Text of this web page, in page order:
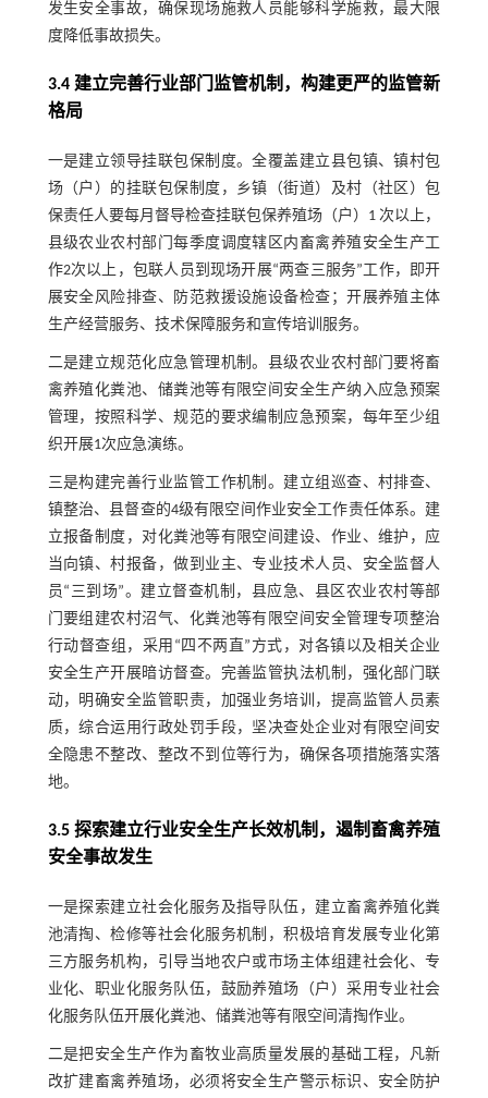
发生安全事故，确保现场施救人员能够科学施救，最大限
度降低事故损失。
3.4 建立完善行业部门监管机制，构建更严的监管新
格局
一是建立领导挂联包保制度。全覆盖建立县包镇、镇村包
场（户）的挂联包保制度，乡镇（街道）及村（社区）包
保责任人要每月督导检查挂联包保养殖场（户）1 次以上，
县级农业农村部门每季度调度辖区内畜禽养殖安全生产工
作2次以上，包联人员到现场开展“两查三服务”工作，即开
展安全风险排查、防范救援设施设备检查；开展养殖主体
生产经营服务、技术保障服务和宣传培训服务。
二是建立规范化应急管理机制。县级农业农村部门要将畜
禽养殖化粪池、储粪池等有限空间安全生产纳入应急预案
管理，按照科学、规范的要求编制应急预案，每年至少组
织开展1次应急演练。
三是构建完善行业监管工作机制。建立组巡查、村排查、
镇整治、县督查的4级有限空间作业安全工作责任体系。建
立报备制度，对化粪池等有限空间建设、作业、维护，应
当向镇、村报备，做到业主、专业技术人员、安全监督人
员“三到场”。建立督查机制，县应急、县区农业农村等部
门要组建农村沼气、化粪池等有限空间安全管理专项整治
行动督查组，采用“四不两直”方式，对各镇以及相关企业
安全生产开展暗访督查。完善监管执法机制，强化部门联
动，明确安全监管职责，加强业务培训，提高监管人员素
质，综合运用行政处罚手段，坚决查处企业对有限空间安
全隐患不整改、整改不到位等行为，确保各项措施落实落
地。
3.5 探索建立行业安全生产长效机制，遏制畜禽养殖
安全事故发生
一是探索建立社会化服务及指导队伍，建立畜禽养殖化粪
池清掏、检修等社会化服务机制，积极培育发展专业化第
三方服务机构，引导当地农户或市场主体组建社会化、专
业化、职业化服务队伍，鼓励养殖场（户）采用专业社会
化服务队伍开展化粪池、储粪池等有限空间清掏作业。
二是把安全生产作为畜牧业高质量发展的基础工程，凡新
改扩建畜禽养殖场，必须将安全生产警示标识、安全防护